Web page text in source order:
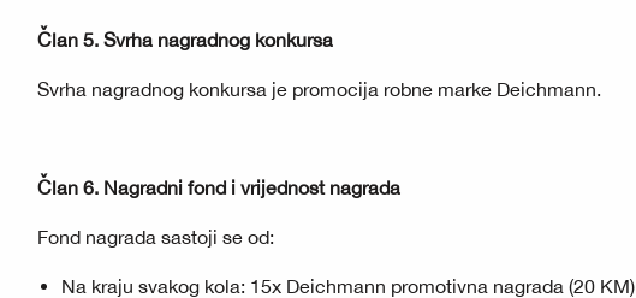
Član 5. Svrha nagradnog konkursa
Svrha nagradnog konkursa je promocija robne marke Deichmann.
Član 6. Nagradni fond i vrijednost nagrada
Fond nagrada sastoji se od:
Na kraju svakog kola: 15x Deichmann promotivna nagrada (20 KM)